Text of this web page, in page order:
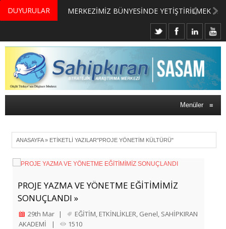
DUYURULAR MERKEZİMİZ BÜNYESİNDE YETİŞTİRİLMEK ÜZERE GÖNÜLLÜ ÜLKE MASASI UZMANI VE UZMAN ADAYLARI ARIYORUZ
Menüler ≡
ANASAYFA» ETIKETLI YAZILAR"PROJE YÖNETIM KÜLTÜRÜ"
PROJE YAZMA VE YÖNETME EĞİTİMİMİZ
SONUÇLANDI »
29th Mar | EĞİTİM ETKİNLİKLER Genel SAHİPKIRAN
AKADEMİ
| 1510